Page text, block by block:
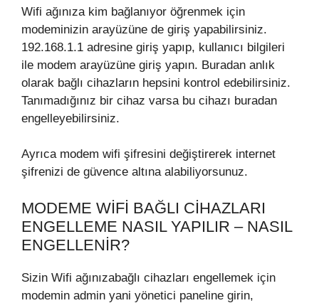
Wifi ağınıza kim bağlanıyor öğrenmek için
modeminizin arayüzüne de giriş yapabilirsiniz.
192.168.1.1 adresine giriş yapıp, kullanıcı bilgileri
ile modem arayüzüne giriş yapın. Buradan anlık
olarak bağlı cihazların hepsini kontrol edebilirsiniz.
Tanımadığınız bir cihaz varsa bu cihazı buradan
engelleyebilirsiniz.
Ayrıca modem wifi şifresini değiştirerek internet
şifrenizi de güvence altına alabiliyorsunuz.
MODEME WIFI BAĞLI CIHAZLARI
ENGELLEME NASIL YAPILIR – NASIL
ENGELLENIR?
Sizin Wifi ağınızabağlı cihazları engellemek için
modemin admin yani yönetici paneline girin,